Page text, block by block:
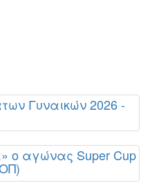
Γυναικών 2026 -
ο αγώνας Super Cup